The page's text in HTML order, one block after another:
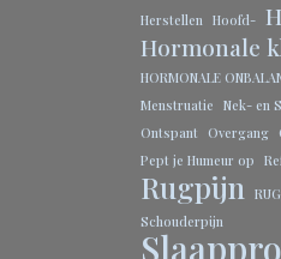
Herstellen Hoofd-
Hormonale
HORMONALE
Menstruatie Nek- en
Ontspant
Overgang
Pept je Humeur op
Rugpijn
Schouderpijn